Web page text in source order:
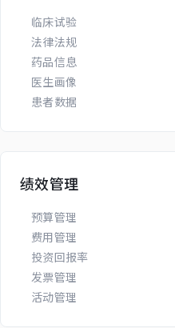
临床试验
法律法规
药品信息
医生画像
患者数据
绩效管理
预算管理
费用管理
投资回报率
发票管理
活动管理